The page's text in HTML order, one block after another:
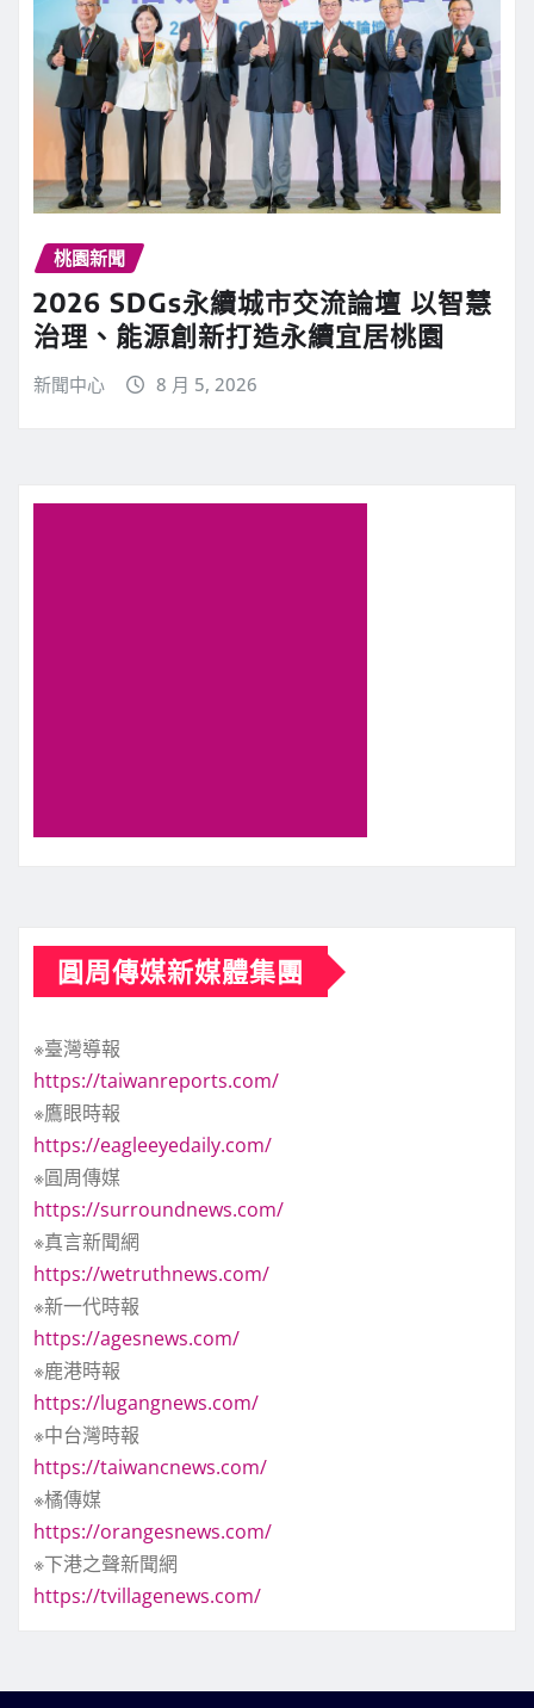
桃園新聞
2026 SDGs永續城市交流論壇 以智慧
治理、能源創新打造永續宜居桃園
新聞中心 8 月 5, 2026
圓周傳媒新媒體集團
※臺灣導報
https://taiwanreports.com/
※鷹眼時報
https://eagleeyedaily.com/
※圓周傳媒
https://surroundnews.com/
※真言新聞網
https://wetruthnews.com/
※新一代時報
https://agesnews.com/
※鹿港時報
https://lugangnews.com/
※中台灣時報
https://taiwancnews.com/
※橘傳媒
https://orangesnews.com/
※下港之聲新聞網
https://tvillagenews.com/